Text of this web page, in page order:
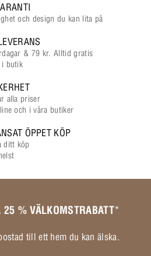
och design du kan lita på
& 79 kr. Alltid gratis
i butik
alla priser
och i våra butiker
ÖPPET KÖP
ditt köp
% VÄLKOMSTRABATT*
till ett hem du kan älska.